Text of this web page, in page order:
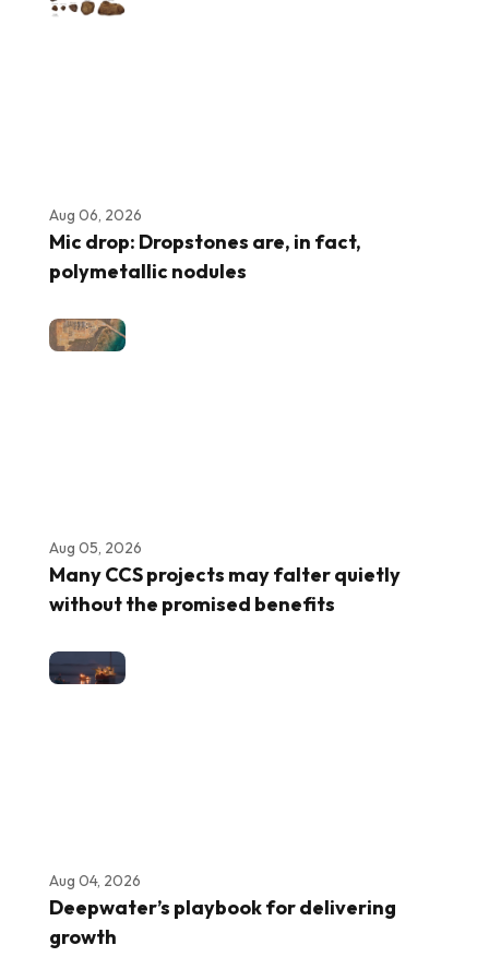
Aug 06, 2026
Mic drop: Dropstones are, in fact,
polymetallic nodules
Aug 05, 2026
Many CCS projects may falter quietly
without the promised benefits
Aug 04, 2026
Deepwater’s playbook for delivering
growth